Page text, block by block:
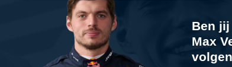
Ben
Max